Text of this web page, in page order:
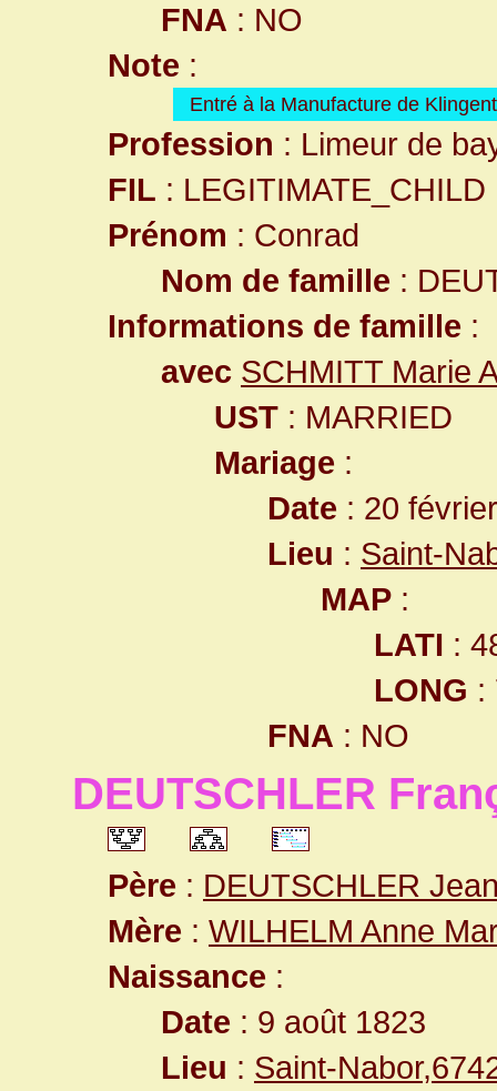
FNA : NO
Note :
Entré à la Manufacture de
Profession : Limeur de
FIL : LEGITIMATE_CHILD
Prénom : Conrad
Nom de famille :
Informations de famille :
avec SCHMITT Marie
UST : MARRIED
Mariage :
Date : 20
Lieu : Saint-
MAP :
LATI :
LONG :
FNA : NO
DEUTSCHLER
Père : DEUTSCHLER
Mère : WILHELM Anne
Naissance :
Date : 9 août 1823
Lieu : Saint-